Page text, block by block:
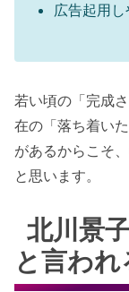
広告起用
若い頃の「完成
在の「落ち着い
があるからこそ
と思います。
北川景
と言わ